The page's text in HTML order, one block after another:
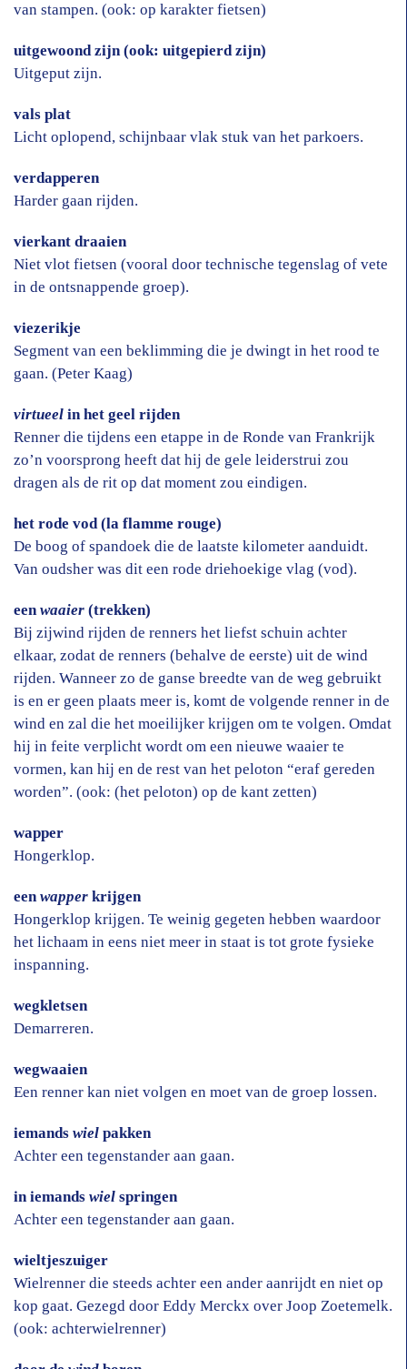
van stampen. (ook: op karakter fietsen)
uitgewoond zijn (ook: uitgepierd zijn)
Uitgeput zijn.
vals plat
Licht oplopend, schijnbaar vlak stuk van het parkoers.
verdapperen
Harder gaan rijden.
vierkant draaien
Niet vlot fietsen (vooral door technische tegenslag of vete
in de ontsnappende groep).
viezerikje
Segment van een beklimming die je dwingt in het rood te
gaan. (Peter Kaag)
virtueel in het geel rijden
Renner die tijdens een etappe in de Ronde van Frankrijk
zo’n voorsprong heeft dat hij de gele leiderstrui zou
dragen als de rit op dat moment zou eindigen.
het rode vod (la flamme rouge)
De boog of spandoek die de laatste kilometer aanduidt.
Van oudsher was dit een rode driehoekige vlag (vod).
eenwaaier (trekken)
Bij zijwind rijden de renners het liefst schuin achter
elkaar, zodat de renners (behalve de eerste) uit de wind
rijden. Wanneer zo de ganse breedte van de weg gebruikt
is en er geen plaats meer is, komt de volgende renner in de
wind en zal die het moeilijker krijgen om te volgen. Omdat
hij in feite verplicht wordt om een nieuwe waaier te
vormen, kan hij en de rest van het peloton “eraf gereden
worden”. (ook: (het peloton) op de kant zetten)
wapper
Hongerklop.
eenwapper krijgen
Hongerklop krijgen. Te weinig gegeten hebben waardoor
het lichaam in eens niet meer in staat is tot grote fysieke
inspanning.
wegkletsen
Demarreren.
wegwaaien
Een renner kan niet volgen en moet van de groep lossen.
iemands wiel pakken
Achter een tegenstander aan gaan.
in iemands wiel springen
Achter een tegenstander aan gaan.
wieltjeszuiger
Wielrenner die steeds achter een ander aanrijdt en niet op
kop gaat. Gezegd door Eddy Merckx over Joop Zoetemelk.
(ook: achterwielrenner)